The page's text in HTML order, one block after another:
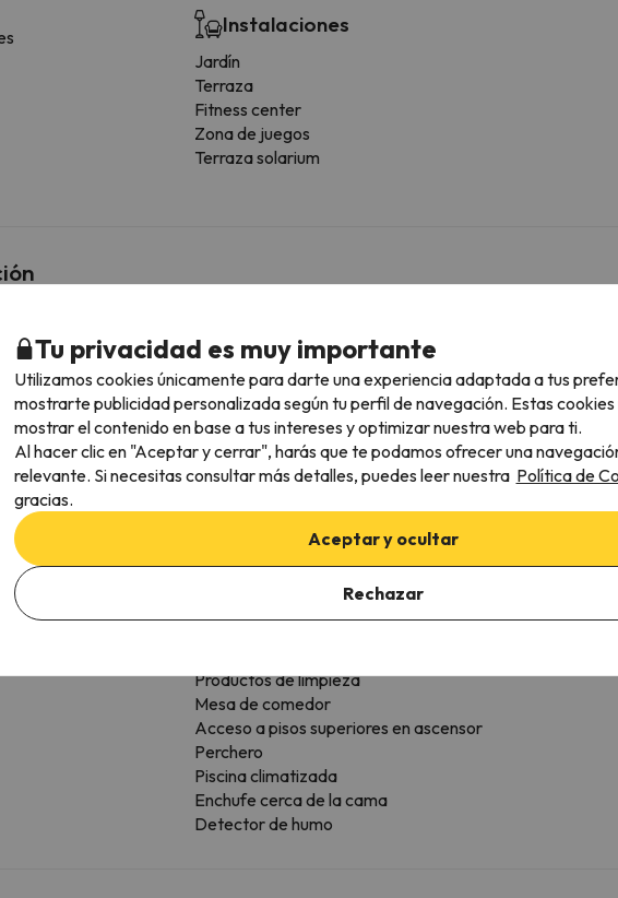
Instalaciones
Jardín
Terraza
Fitness center
Zona de juegos
Terraza solarium
variar según la tipología de habitación.
Servicios generales habitación
Televisión
Radio
Zona de cocina
Balcón o terraza
Secador de pelo
Calefacción
Hervidor de agua
Suelo de madera o parquet
Productos de limpieza
Mesa de comedor
Acceso a pisos superiores en ascensor
Perchero
Piscina climatizada
Enchufe cerca de la cama
Detector de humo
Tu privacidad es muy importante
Utilizamos cookies únicamente para darte una experiencia adaptada a tus
mostrarte publicidad personalizada según tu perfil de navegación. Estas cookies
mostrar el contenido en base a tus intereses y optimizar nuestra web para ti.
Al hacer clic en "Aceptar y cerrar", harás que te podamos ofrecer una
relevante. Si necesitas consultar más detalles, puedes leer nuestra Política de
gracias.
Aceptar y ocultar
Rechazar